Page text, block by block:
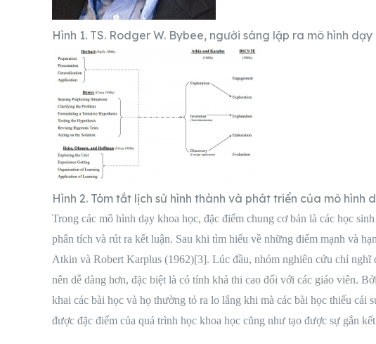
Hình 1. TS. Rodger W. Bybee, người sáng lập ra mô hình
Hình 2. Tóm tắt lịch sử hình thành và phát triển của mô hình
Trong các mô hình dạy khoa học, đặc điểm chung cơ bản là các học
phân tích và rút ra kết luận. Sau khi tìm hiểu về những điểm mạnh và
Atkin và Robert Karplus (1962)[3]. Lúc đầu, nhóm nghiên cứu chỉ nghĩ
nên dễ dàng hơn, đặc biệt là có tính khả thi cao đối với các giáo viên.
khai các bài học và họ thường tỏ ra lo lắng khi mà các bài học thiếu
được đặc điểm của quá trình học khoa học cũng như tạo được sự gắn